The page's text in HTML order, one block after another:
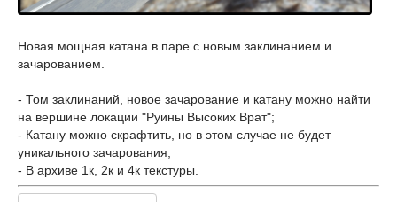
Новая мощная катана в паре с новым заклинанием и
зачарованием.
- Том заклинаний, новое зачарование и катану можно найти
на вершине локации "Руины Высоких Врат";
- Катану можно скрафтить, но в этом случае не будет
уникального зачарования;
- В архиве 1к, 2к и 4к текстуры.